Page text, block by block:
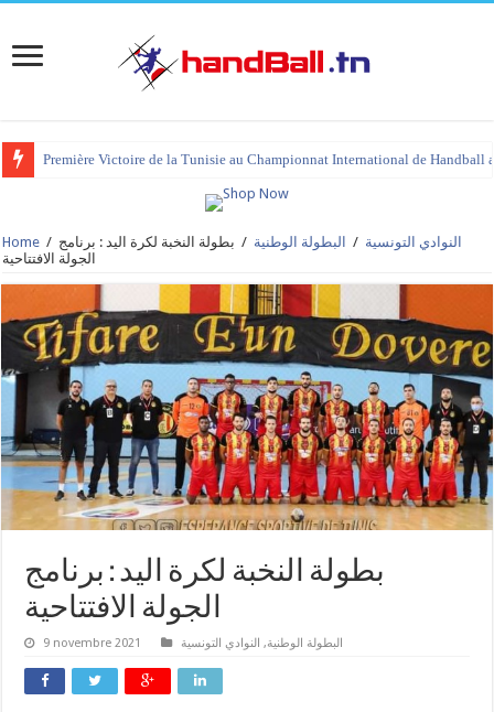
Première Victoire de la Tunisie au Championnat International de Handball
tournoi international Hammamet 2023 : programme et liste des joueurs
Home / النوادي التونسية / البطولة الوطنية / بطولة النخبة لكرة اليد : برنامج
الجولة الافتتاحية
بطولة النخبة لكرة اليد : برنامج
الجولة الافتتاحية
9 novembre 2021 البطولة الوطنية, النوادي التونسية